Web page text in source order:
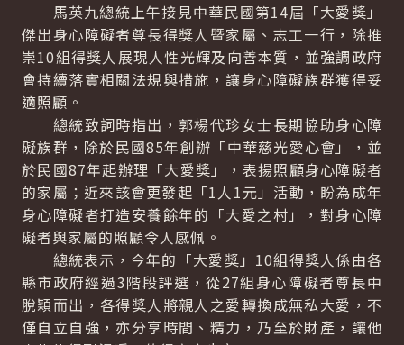
馬英九總統上午接見中華民國第14屆「大愛獎」
傑出身心障礙者尊長得獎人暨家屬、志工一行，除推
崇10組得獎人展現人性光輝及向善本質，並強調政府
會持續落實相關法規與措施，讓身心障礙族群獲得妥
適照顧。
總統致詞時指出，郭楊代珍女士長期協助身心障
礙族群，除於民國85年創辦「中華慈光愛心會」，並
於民國87年起辦理「大愛獎」，表揚照顧身心障礙者
的家屬；近來該會更發起「1人1元」活動，盼為成年
身心障礙者打造安養餘年的「大愛之村」，對身心障
礙者與家屬的照顧令人感佩。
總統表示，今年的「大愛獎」10組得獎人係由各
縣市政府經過3階段評選，從27組身心障礙者尊長中
脫穎而出，各得獎人將親人之愛轉換成無私大愛，不
僅自立自強，亦分享時間、精力，乃至於財產，讓他